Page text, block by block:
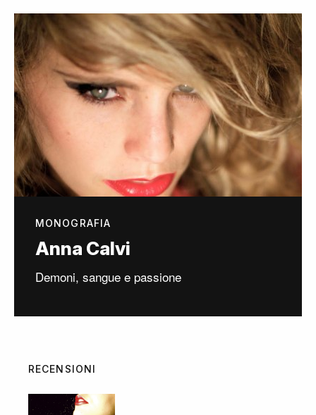
MONOGRAFIA
Anna Calvi
Demoni, sangue e passione
RECENSIONI